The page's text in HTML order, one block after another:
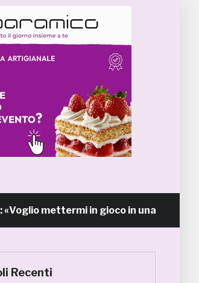
mettermi in gioco in una piazza calda
Recenti